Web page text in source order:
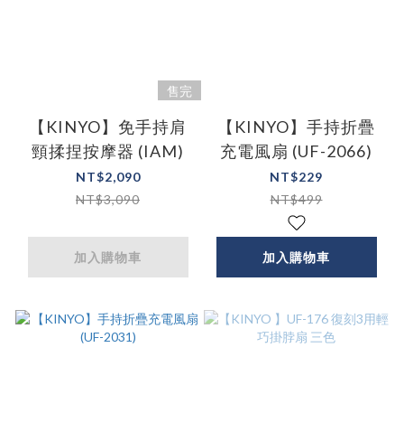
售完
【KINYO】免手持肩
頸揉捏按摩器 (IAM)
NT$2,090
NT$3,090
加入購物車
【KINYO】手持折疊
充電風扇 (UF-2066)
NT$229
NT$499
加入購物車